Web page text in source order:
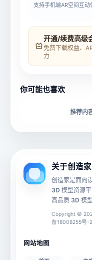
模型名称
支持手机端AR空间互动
开通/续费高级
免费下载权益、
力
你可能也喜欢
推荐内
关于创造家
创造家是面向
3D 模型资源
高品质 3D 模
Copyright ©
备18008255号-2
网站地图